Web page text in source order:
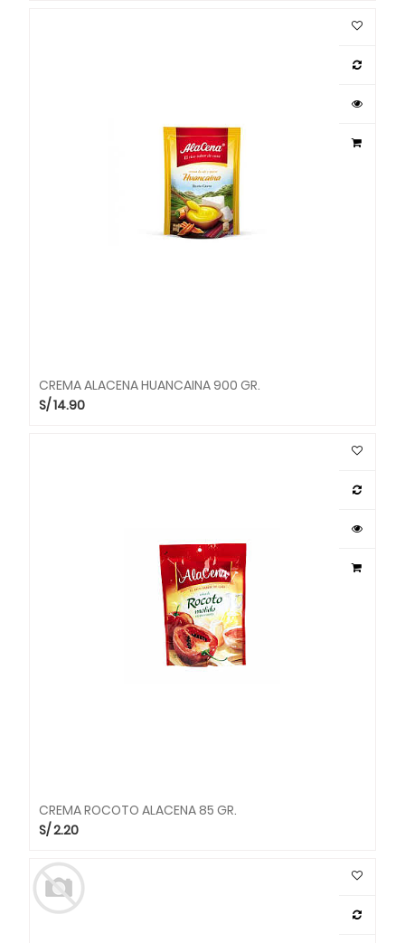
CREMA ALACENA HUANCAINA 900 GR.
S/14.90
CREMA ROCOTO ALACENA 85 GR.
S/2.20